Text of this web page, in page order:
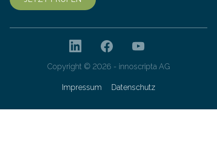
Copyright © 2026 - innoscripta AG
Impressum Datenschutz